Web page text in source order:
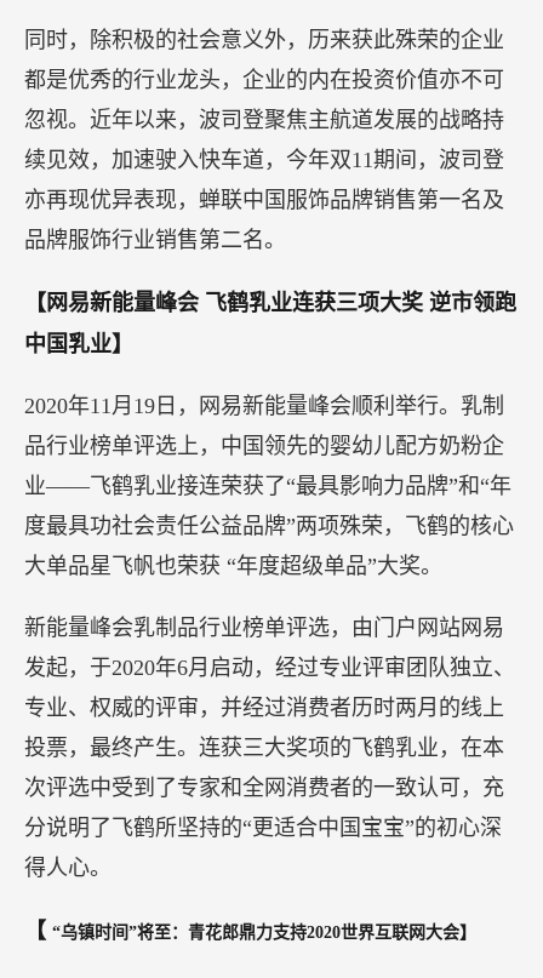
续增长动能】
11月16日，“格隆汇·大中华区最佳上市公司·2020”评
选结果揭晓。
据主办方介绍，本次评选覆盖香港证券交易所、上
海证券交易所、深圳证券交易所，以及美股市场挂
家评审团审议+大数据分析”综合评选的方式，从价
值、成长、创新、社会责任、品牌影响力等维度，
客观、全面的评选年度最佳上市公司。
结果显示，“中国羽皇”波司登（3998.HK）因过去多
年所体现出的社会责任，塑造出的健康发展品牌形
象，取得了广大消费者和各界专家的信任，从中一
举斩获“年度最具社会责任奖”。
同时，除积极的社会意义外，历来获此殊荣的企业
都是优秀的行业龙头，企业的内在投资价值亦不可
忽视。近年以来，波司登聚焦主航道发展的战略持
续见效，加速驶入快车道，今年双11期间，波司登
亦再现优异表现，蝉联中国服饰品牌销售第一名及
品牌服饰行业销售第二名。
中国乳业】